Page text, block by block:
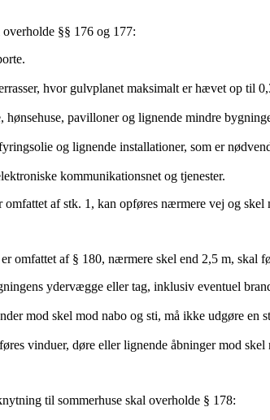
§§ 176 og 177:
hvor gulvplanet maksimalt er hævet op til
hønsehuse, pavilloner og lignende mindre
og lignende installationer, som er
kommunikationsnet og tjenester.
omfattet af stk. 1, kan opføres nærmere vej og
omfattet af § 180, nærmere skel end 2,5 m, skal
ydervægge eller tag, inklusiv eventuel
mod skel mod nabo og sti, må ikke udgøre
vinduer, døre eller lignende åbninger mod skel
til sommerhuse skal overholde § 178: